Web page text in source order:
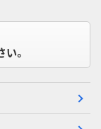
。